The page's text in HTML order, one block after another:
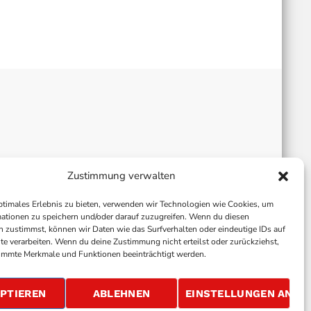
Zustimmung verwalten
Erlebnis zu bieten, verwenden wir Technologien wie Cookies, um
zu speichern und/oder darauf zuzugreifen. Wenn du diesen
zustimmst, können wir Daten wie das Surfverhalten oder eindeutige IDs auf
verarbeiten. Wenn du deine Zustimmung nicht erteilst oder zurückziehst,
Merkmale und Funktionen beeinträchtigt werden.
ABLEHNEN EINSTELLUNGEN